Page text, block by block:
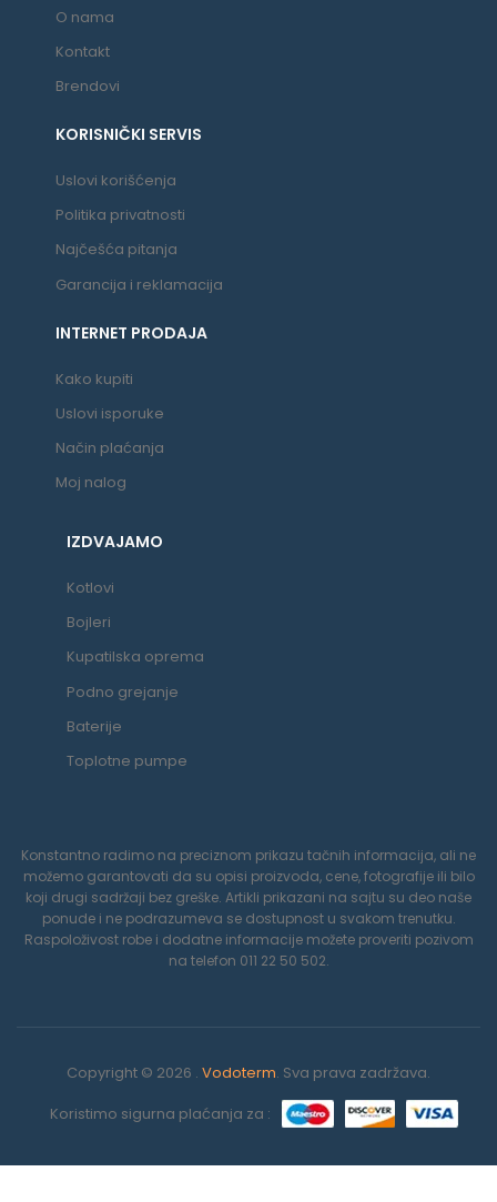
O nama
Kontakt
Brendovi
KORISNIČKI SERVIS
Uslovi korišćenja
Politika privatnosti
Najčešća pitanja
Garancija i reklamacija
INTERNET PRODAJA
Kako kupiti
Uslovi isporuke
Način plaćanja
Moj nalog
IZDVAJAMO
Kotlovi
Bojleri
Kupatilska oprema
Podno grejanje
Baterije
Toplotne pumpe
Konstantno radimo na preciznom prikazu tačnih informacija, ali ne
možemo garantovati da su opisi proizvoda, cene, fotografije ili bilo
koji drugi sadržaji bez greške. Artikli prikazani na sajtu su deo naše
ponude i ne podrazumeva se dostupnost u svakom trenutku.
Raspoloživost robe i dodatne informacije možete proveriti pozivom
na telefon 011 22 50 502.
Copyright © 2026 . Vodoterm. Sva prava zadržava.
Koristimo sigurna plaćanja za :